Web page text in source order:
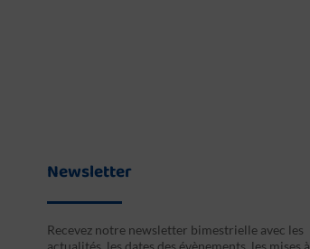
Newsletter
Recevez notre newsletter bimestrielle avec les